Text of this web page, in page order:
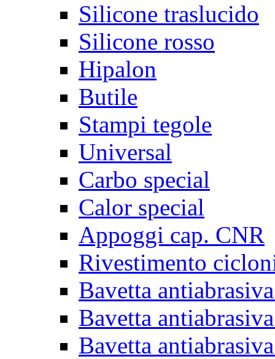
Silicone traslucido
Silicone rosso
Hipalon
Butile
Stampi tegole
Universal
Carbo special
Calor special
Appoggi cap. CNR
Rivestimento
Bavetta
Bavetta
Bavetta